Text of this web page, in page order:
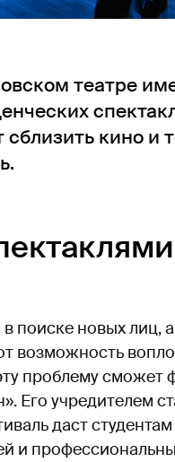
театре
кино и
поиске новых лиц,
возможность
проблему сможет
Его учредителем
даст
и